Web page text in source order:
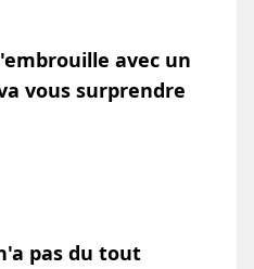
avec un
vous surprendre
pas du tout